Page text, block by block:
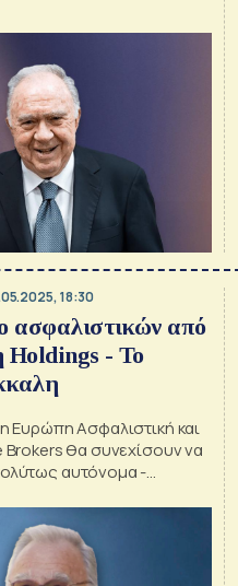
18:30
ασφαλιστικών από
Holdings - Το
Ευρώπη Ασφαλιστική και
θα συνεχίσουν να
αυτόνομα -
του 2025